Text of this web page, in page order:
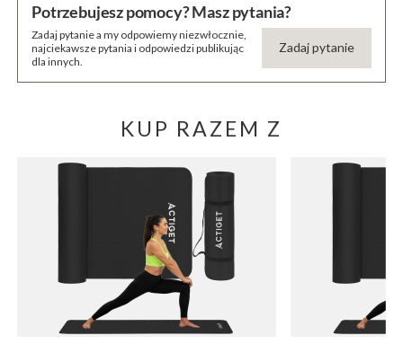
Potrzebujesz pomocy? Masz pytania?
Zadaj pytanie a my odpowiemy niezwłocznie,
najciekawsze pytania i odpowiedzi publikując
dla innych.
Zadaj pytanie
KUP RAZEM Z